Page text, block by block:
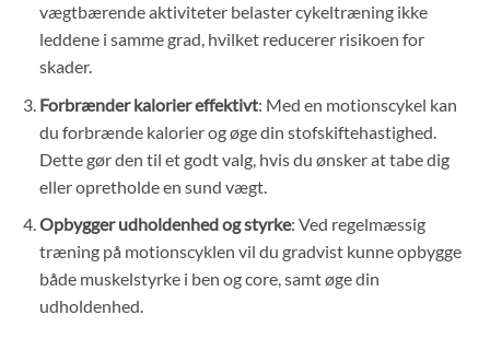
vægtbærende aktiviteter belaster cykeltræning ikke
leddene i samme grad, hvilket reducerer risikoen for
skader.
Forbrænder kalorier effektivt: Med en motionscykel kan
du forbrænde kalorier og øge din stofskiftehastighed.
Dette gør den til et godt valg, hvis du ønsker at tabe dig
eller opretholde en sund vægt.
Opbygger udholdenhed og styrke: Ved regelmæssig
træning på motionscyklen vil du gradvist kunne opbygge
både muskelstyrke i ben og core, samt øge din
udholdenhed.